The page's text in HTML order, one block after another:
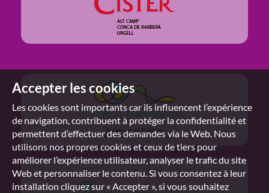
Accepter les cookies
Les cookies sont importants car ils influencent l’expérience
de navigation, contribuent à protéger la confidentialité et
permettent d’effectuer des demandes via le Web. Nous
utilisons nos propres cookies et ceux de tiers pour
améliorer l’expérience utilisateur, analyser le trafic du site
Web et personnaliser le contenu. Si vous consentez à leur
installation cliquez sur « Accepter », si vous souhaitez